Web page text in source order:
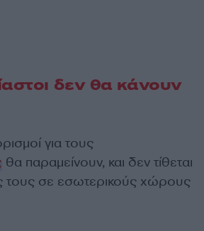
δεν θα κάνουν
για τους
θα παραμείνουν, και δεν τίθεται
σε εσωτερικούς χώρους